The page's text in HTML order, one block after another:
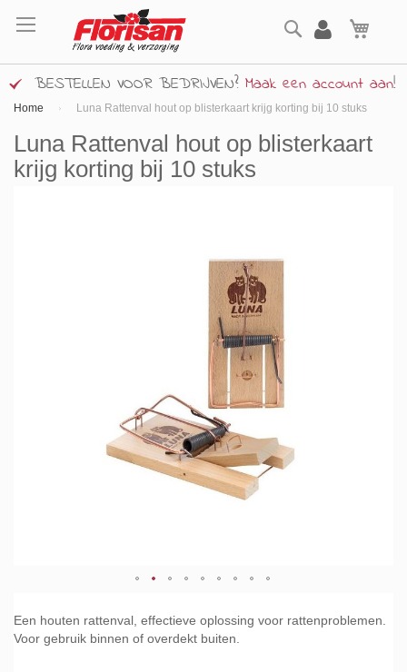
naar
inhoud
Zoek
BESTELLEN VOOR BEDRIJVEN? Maak een account aan!
Home Luna Rattenval hout op blisterkaart krijg korting bij 10 stuks
Luna Rattenval hout op blisterkaart
krijg korting bij 10 stuks
Een houten rattenval, effectieve oplossing voor rattenproblemen.
Voor gebruik binnen of overdekt buiten.
naar
het